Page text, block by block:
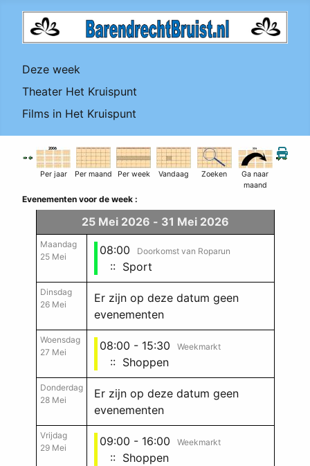
Deze week
Theater Het Kruispunt
Films in Het Kruispunt
Per jaar Per maand Per week Vandaag Zoeken
Ga naar
maand
Evenementen voor de week :
25 Mei 2026 - 31 Mei 2026
Maandag
25 Mei
08:00 Doorkomst van Roparun
:: Sport
Dinsdag
26 Mei
Er zijn op deze datum geen
evenementen
Woensdag
27 Mei
08:00 - 15:30 Weekmarkt
:: Shoppen
Donderdag
28 Mei
Er zijn op deze datum geen
evenementen
Vrijdag
29 Mei
09:00 - 16:00 Weekmarkt
:: Shoppen